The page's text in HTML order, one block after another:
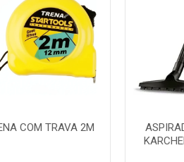
COM TRAVA 2M